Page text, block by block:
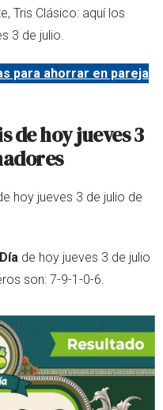
Tris Clásico: aquí los
3 de julio.
para ahorrar en pareja
de hoy jueves 3
hoy jueves 3 de julio de
de hoy jueves 3 de julio
son: 7-9-1-0-6.